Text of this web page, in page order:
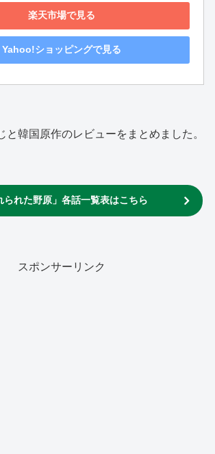
楽天市場で見る
Yahoo!ショッピングで見る
と韓国原作のレビューをまとめました。
られた野原」各話一覧表はこちら
スポンサーリンク